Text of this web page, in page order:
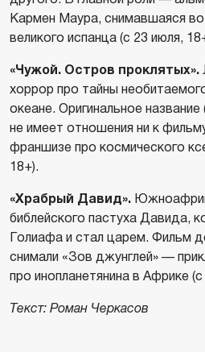
Кармен Маура, снимавшаяся
великого испанца (с 23 июля,
«Чужой. Остров проклятых».
хоррор про тайны
океане. Оригинальное
не имеет отношения ни к
франшизе про космического
18+).
«Храбрый Давид».
библейского пастуха Давида,
Голиафа и стал царем. Фильм
снимали «Зов джунглей» —
про инопланетянина в Африке
Текст: Роман Черкасов